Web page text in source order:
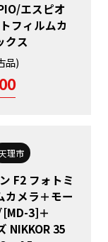
エスピオ
フィルムカ
クス
品)
理市
F2 フォトミ
カメラ＋モー
3]＋
NIKKOR 35